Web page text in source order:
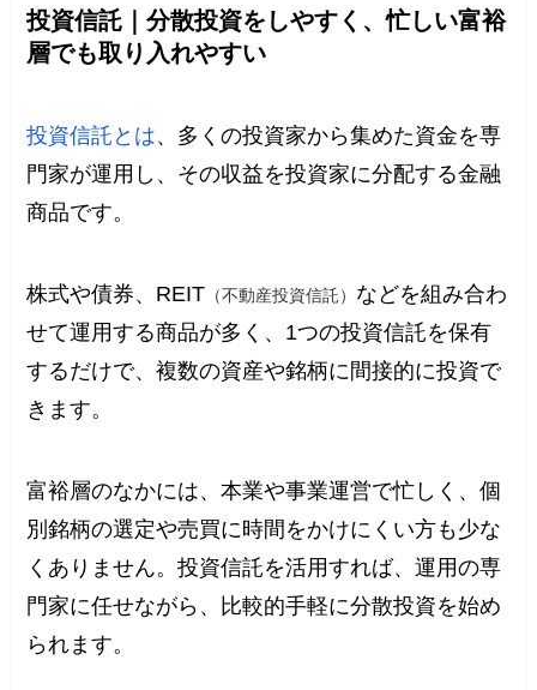
投資信託｜分散投資をしやすく、忙しい富裕
層でも取り入れやすい
投資信託とは、多くの投資家から集めた資金を専
門家が運用し、その収益を投資家に分配する金融
商品です。
株式や債券、REIT （不動産投資信託） などを組み合わ
せて運用する商品が多く、1つの投資信託を保有
するだけで、複数の資産や銘柄に間接的に投資で
きます。
富裕層のなかには、本業や事業運営で忙しく、個
別銘柄の選定や売買に時間をかけにくい方も少な
くありません。投資信託を活用すれば、運用の専
門家に任せながら、比較的手軽に分散投資を始め
られます。